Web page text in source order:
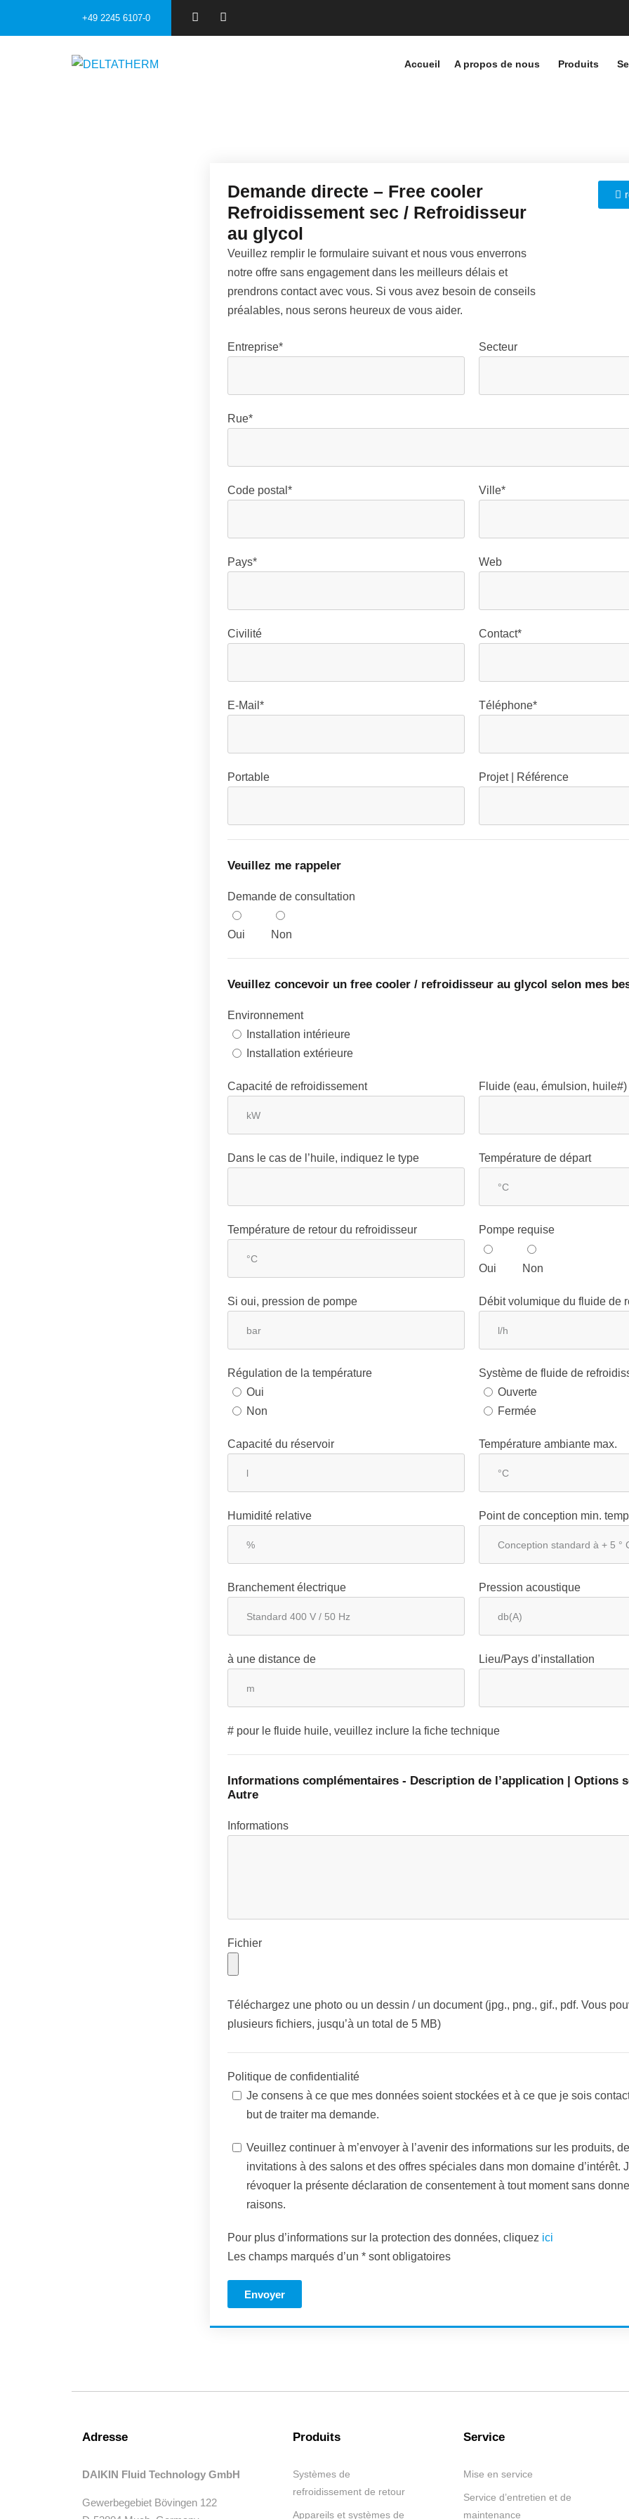
+49 2245 6107-0
Accueil A propos de nous Produits
Demande directe – Free cooler
Refroidissement sec / Refroidisseur
au glycol
Veuillez remplir le formulaire suivant et nous vous enverrons
notre offre sans engagement dans les meilleurs délais et
prendrons contact avec vous. Si vous avez besoin de conseils
préalables, nous serons heureux de vous aider.
Entreprise* Secteur
Rue*
Code postal* Ville*
Pays* Web
Civilité Contact*
E-Mail* Téléphone*
Portable Projet | Référence
Veuillez me rappeler
Demande de consultation
Oui Non
Veuillez concevoir un free cooler / refroidisseur au glycol selon mes
Environnement
Installation intérieure
Installation extérieure
Capacité de refroidissement Fluide (eau, émulsion, huile#)
Dans le cas de l’huile, indiquez le type Température de départ
Température de retour du refroidisseur Pompe requise
Oui Non
Si oui, pression de pompe Débit volumique du fluide de
Régulation de la température
Oui
Non
Système de fluide de
Ouverte
Fermée
Capacité du réservoir Température ambiante max.
Humidité relative Point de conception min.
Branchement électrique Pression acoustique
à une distance de Lieu/Pays d’installation
# pour le fluide huile, veuillez inclure la fiche technique
Informations complémentaires - Description de l’application | Options
Autre
Informations
Fichier
Téléchargez une photo ou un dessin / un document (jpg., png., gif., pdf. Vous
plusieurs fichiers, jusqu’à un total de 5 MB)
Politique de confidentialité
Je consens à ce que mes données soient stockées et à ce que je sois
but de traiter ma demande.
Veuillez continuer à m’envoyer à l’avenir des informations sur les produits,
invitations à des salons et des offres spéciales dans mon domaine d’intérêt.
révoquer la présente déclaration de consentement à tout moment sans
raisons.
Pour plus d’informations sur la protection des données, cliquez ici
Les champs marqués d’un * sont obligatoires
Envoyer
Adresse
DAIKIN Fluid Technology GmbH
Gewerbegebiet Bövingen 122
Produits
Systèmes de
refroidissement de retour
Appareils et systèmes de
Service
Mise en service
Service d’entretien et de
maintenance